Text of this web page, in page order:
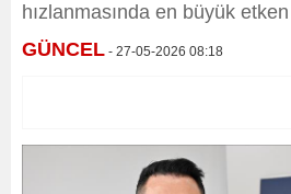
hızlanmasında en büyük
GÜNCEL - 27-05-2026 08:18